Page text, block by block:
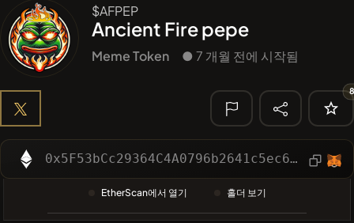
Heap of hay
#556
#278
ATH ATH
#622
🔎 최근 검색
❌최근 코인
없음
$AFPEP
Ancient Fire pepe
Meme Token ● 7 개월 전에 시작됨
0x5F53bCc29364C4A0796b2641c5ec6c0397f9c76B
EtherScan에서 열기 홀더 보기